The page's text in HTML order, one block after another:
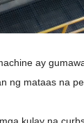
ay
ng mataas na